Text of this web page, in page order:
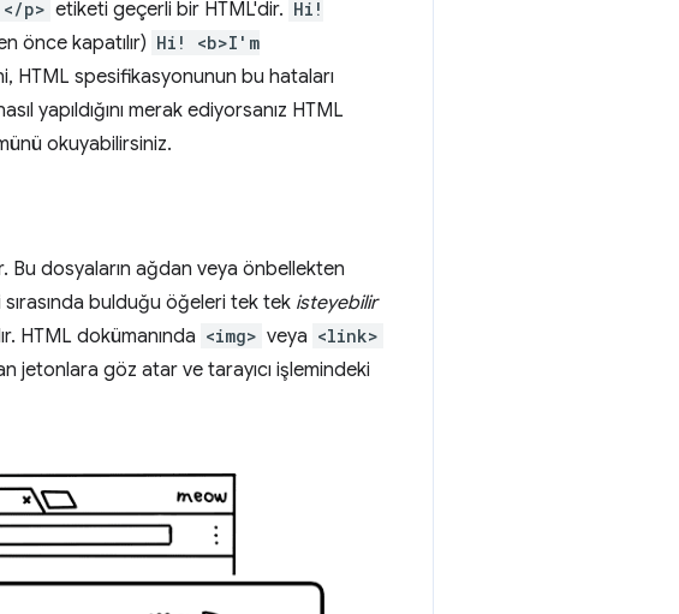
</p> etiketi geçerli bir HTML'dir. Hi!
önce kapatılır) Hi! <b>I'm
HTML spesifikasyonunun bu hataları
yapıldığını merak ediyorsanız HTML
okuyabilirsiniz.
Bu dosyaların ağdan veya önbellekten
bulduğu öğeleri tek tek isteyebilir
HTML dokümanında <img> veya <link>
jetonlara göz atar ve tarayıcı işlemindeki